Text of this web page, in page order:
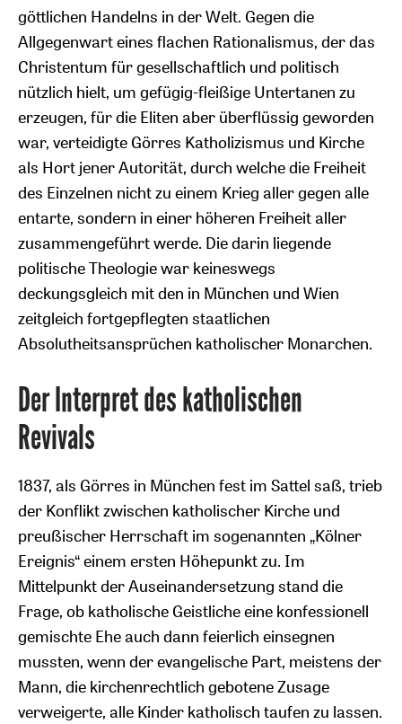
göttlichen Handelns in der Welt. Gegen die
Allgegenwart eines flachen Rationalismus, der das
Christentum für gesellschaftlich und politisch
nützlich hielt, um gefügig-fleißige Untertanen zu
erzeugen, für die Eliten aber überflüssig geworden
war, verteidigte Görres Katholizismus und Kirche
als Hort jener Autorität, durch welche die Freiheit
des Einzelnen nicht zu einem Krieg aller gegen alle
entarte, sondern in einer höheren Freiheit aller
zusammengeführt werde. Die darin liegende
politische Theologie war keineswegs
deckungsgleich mit den in München und Wien
zeitgleich fortgepflegten staatlichen
Absolutheitsansprüchen katholischer Monarchen.
Der Interpret des katholischen
Revivals
1837, als Görres in München fest im Sattel saß, trieb
der Konflikt zwischen katholischer Kirche und
preußischer Herrschaft im sogenannten „Kölner
Ereignis“ einem ersten Höhepunkt zu. Im
Mittelpunkt der Auseinandersetzung stand die
Frage, ob katholische Geistliche eine konfessionell
gemischte Ehe auch dann feierlich einsegnen
mussten, wenn der evangelische Part, meistens der
Mann, die kirchenrechtlich gebotene Zusage
verweigerte, alle Kinder katholisch taufen zu lassen.